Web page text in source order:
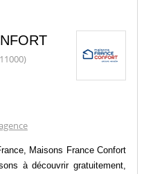
Maisons France Confort
à découvrir gratuitement,